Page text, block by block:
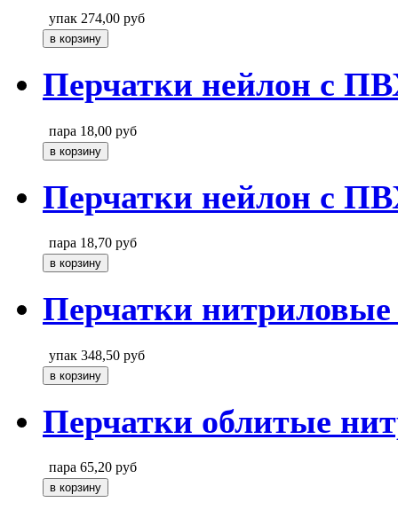
упак 274,00 руб
Перчатки нейлон с
пара 18,00 руб
Перчатки нейлон с
пара 18,70 руб
Перчатки
упак 348,50 руб
Перчатки облитые
пара 65,20 руб